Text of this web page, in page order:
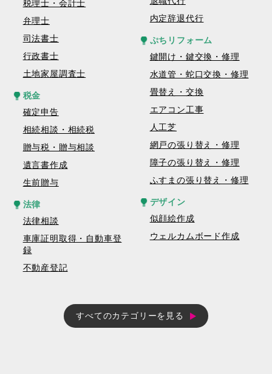
税理士・会計士
弁理士
司法書士
行政書士
土地家屋調査士
税金
確定申告
相続相談・相続税
贈与税・贈与相談
遺言書作成
生前贈与
法律
法律相談
車庫証明取得・自動車登
録
不動産登記
内定辞退代行
ぷちリフォーム
鍵開け・鍵交換・修理
水道管・蛇口交換・修理
畳替え・交換
エアコン工事
人工芝
網戸の張り替え・修理
障子の張り替え・修理
ふすまの張り替え・修理
デザイン
似顔絵作成
ウェルカムボード作成
すべてのカテゴリーを見る